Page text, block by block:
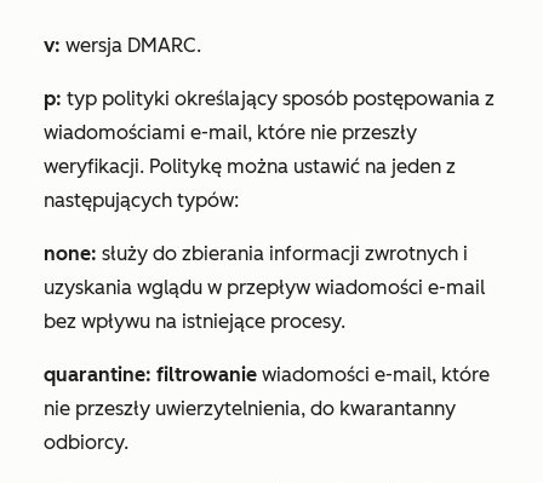
v: wersja DMARC.
p: typ polityki określający sposób postępowania z
wiadomościami e-mail, które nie przeszły
weryfikacji. Politykę można ustawić na jeden z
następujących typów:
none: służy do zbierania informacji zwrotnych i
uzyskania wglądu w przepływ wiadomości e-mail
bez wpływu na istniejące procesy.
quarantine: filtrowanie wiadomości e-mail, które
nie przeszły uwierzytelnienia, do kwarantanny
odbiorcy.